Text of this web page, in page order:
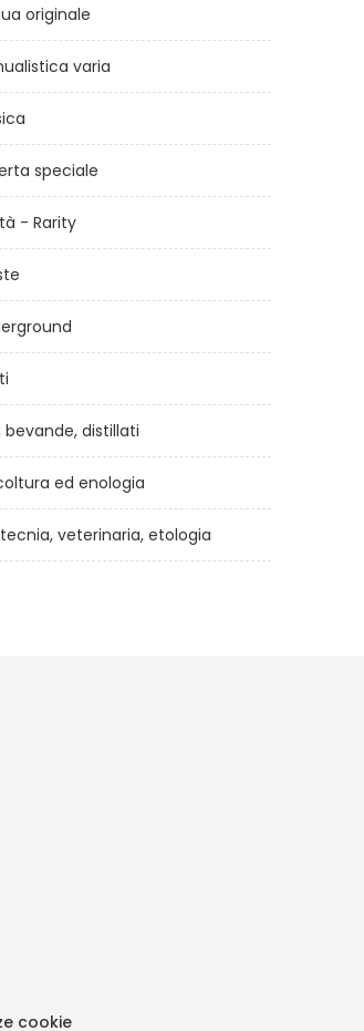
La calligrafia
originale
varia
speciale
- Rarity
bevande, distillati
ed enologia
veterinaria, etologia
cookie